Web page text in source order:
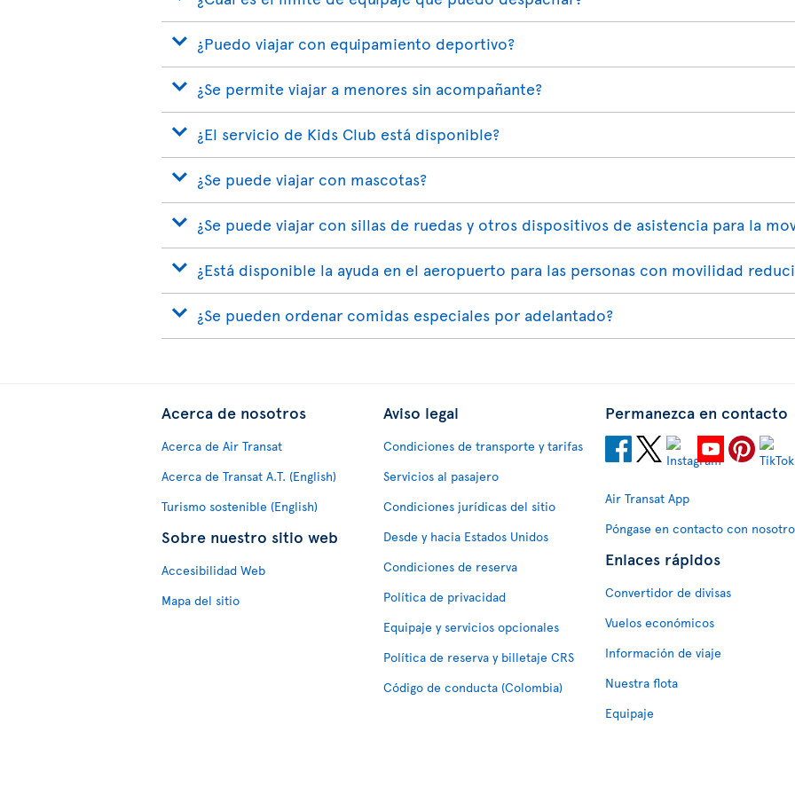
¿Puedo viajar con equipamiento deportivo?
¿Se permite viajar a menores sin acompañante?
¿El servicio de Kids Club está disponible?
¿Se puede viajar con mascotas?
¿Se puede viajar con sillas de ruedas y otros dispositivos de asistencia para la
¿Está disponible la ayuda en el aeropuerto para las personas con movilidad
¿Se pueden ordenar comidas especiales por adelantado?
Acerca de nosotros
Acerca de Air Transat
Acerca de Transat A.T. (English)
Turismo sostenible (English)
Sobre nuestro sitio web
Accesibilidad Web
Mapa del sitio
Aviso legal
Condiciones de transporte y tarifas
Servicios al pasajero
Condiciones jurídicas del sitio
Desde y hacia Estados Unidos
Condiciones de reserva
Política de privacidad
Equipaje y servicios opcionales
Política de reserva y billetaje CRS
Código de conducta (Colombia)
Permanezca en contacto
Air Transat App
Póngase en contacto con
Enlaces rápidos
Convertidor de divisas
Vuelos económicos
Información de viaje
Nuestra flota
Equipaje